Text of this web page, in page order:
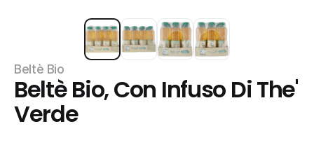
Beltè Bio
Beltè Bio, Con Infuso Di The'
Verde